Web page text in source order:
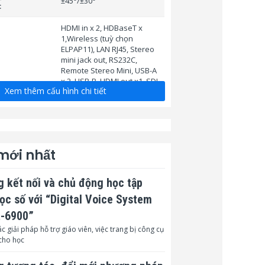
HDMI in x 2, HDBaseT x
1,Wireless (tuỳ chọn
ELPAP11), LAN RJ45, Stereo
mini jack out, RS232C,
Remote Stereo Mini, USB-A
x 2, USB-B, HDMI out x1, SDI
in x1(BNC), SDI out x1(BNC).
* Tự động dò tìm tín hiệu
đầu vào
Xem thêm cấu hình chi tiết
nhất
kết nối và chủ động học tập
số với “Digital Voice System
6900”
giải pháp hỗ trợ giáo viên, việc trang bị công cụ
học